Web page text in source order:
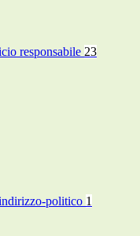
responsabile 23
politico 1